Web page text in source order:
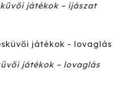
játékok – íjászat
játékok – lovaglás